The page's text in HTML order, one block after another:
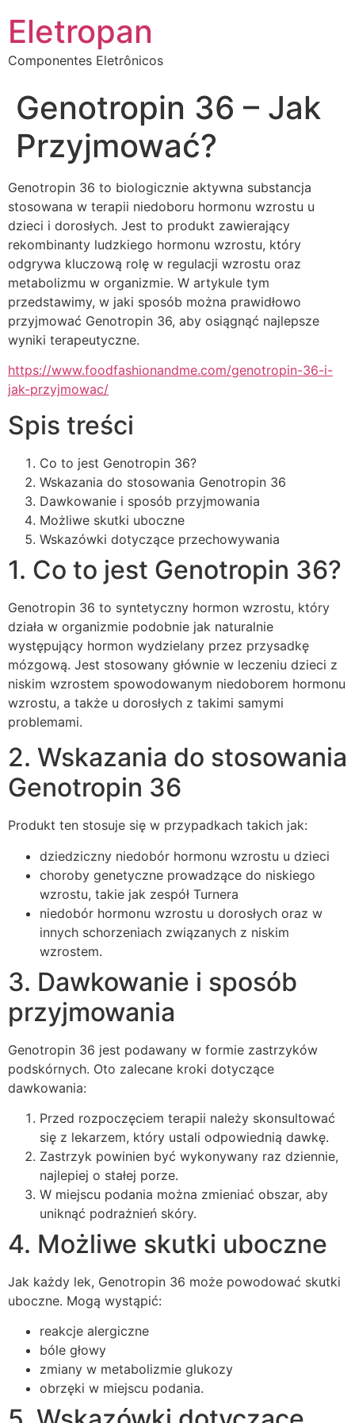
Eletropan
Componentes Eletrônicos
Genotropin 36 – Jak
Przyjmować?
Genotropin 36 to biologicznie aktywna substancja
stosowana w terapii niedoboru hormonu wzrostu u
dzieci i dorosłych. Jest to produkt zawierający
rekombinanty ludzkiego hormonu wzrostu, który
odgrywa kluczową rolę w regulacji wzrostu oraz
metabolizmu w organizmie. W artykule tym
przedstawimy, w jaki sposób można prawidłowo
przyjmować Genotropin 36, aby osiągnąć najlepsze
wyniki terapeutyczne.
https://www.foodfashionandme.com/genotropin-36-i-
jak-przyjmowac/
Spis treści
Co to jest Genotropin 36?
Wskazania do stosowania Genotropin 36
Dawkowanie i sposób przyjmowania
Możliwe skutki uboczne
Wskazówki dotyczące przechowywania
1. Co to jest Genotropin 36?
Genotropin 36 to syntetyczny hormon wzrostu, który
działa w organizmie podobnie jak naturalnie
występujący hormon wydzielany przez przysadkę
mózgową. Jest stosowany głównie w leczeniu dzieci z
niskim wzrostem spowodowanym niedoborem hormonu
wzrostu, a także u dorosłych z takimi samymi
problemami.
2. Wskazania do stosowania
Genotropin 36
Produkt ten stosuje się w przypadkach takich jak:
dziedziczny niedobór hormonu wzrostu u dzieci
choroby genetyczne prowadzące do niskiego
wzrostu, takie jak zespół Turnera
niedobór hormonu wzrostu u dorosłych oraz w
innych schorzeniach związanych z niskim
wzrostem.
3. Dawkowanie i sposób
przyjmowania
Genotropin 36 jest podawany w formie zastrzyków
podskórnych. Oto zalecane kroki dotyczące
dawkowania:
Przed rozpoczęciem terapii należy skonsultować
się z lekarzem, który ustali odpowiednią dawkę.
Zastrzyk powinien być wykonywany raz dziennie,
najlepiej o stałej porze.
W miejscu podania można zmieniać obszar, aby
uniknąć podrażnień skóry.
4. Możliwe skutki uboczne
Jak każdy lek, Genotropin 36 może powodować skutki
uboczne. Mogą wystąpić:
reakcje alergiczne
bóle głowy
zmiany w metabolizmie glukozy
obrzęki w miejscu podania.